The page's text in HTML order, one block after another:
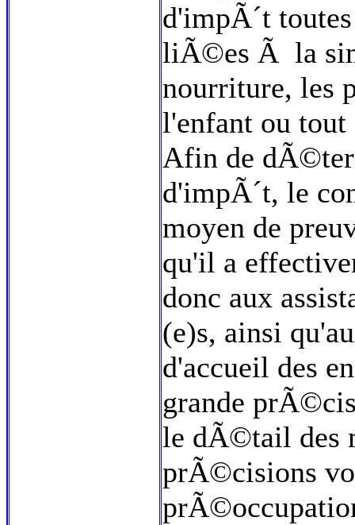
d'impÃ´t
liÃ©es Ã la
nourriture, les
l'enfant ou
Afin de
d'impÃ´t, le
moyen de
qu'il a
donc aux
(e)s, ainsi
d'accueil des
grande
le dÃ©tail des
prÃ©cisions